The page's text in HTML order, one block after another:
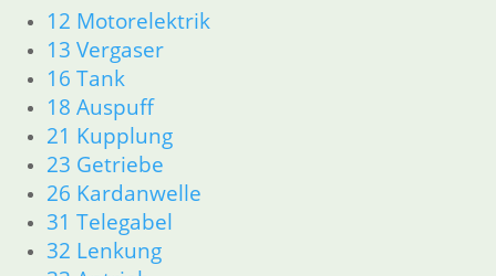
12 Motorelektrik
13 Vergaser
16 Tank
18 Auspuff
21 Kupplung
23 Getriebe
26 Kardanwelle
31 Telegabel
32 Lenkung
13 Vergaser
16 Tank
18 Auspuff
21 Kupplung
23 Getriebe
26 Kardanwelle
31 Telegabel
32 Lenkung
33 Antrieb
34 Bremsen